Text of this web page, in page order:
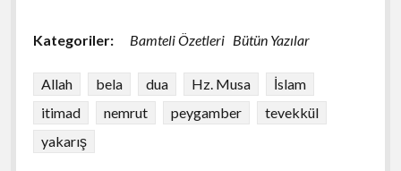
e
o
o
k
es at
A
p
ar
Kategoriler: Bamteli Özetleri Bütün Yazılar
Allah bela dua Hz. Musa
İslam
itimad
nemrut peygamber
tevekkül
yakarış